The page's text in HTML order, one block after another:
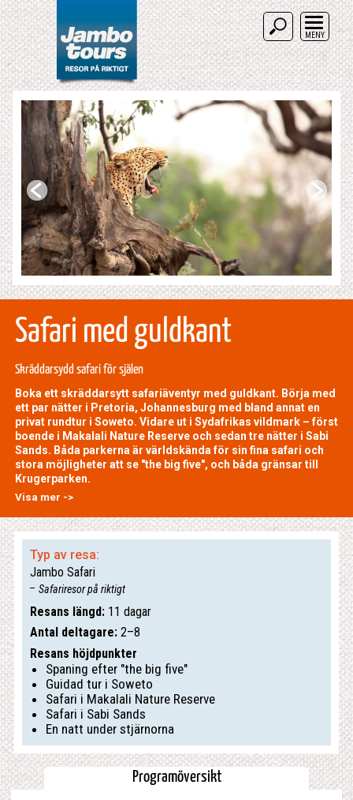
MENY
Safari med guldkant
Skräddarsydd safari för själen
Boka ett skräddarsytt safariäventyr med guldkant. Börja med
ett par nätter i Pretoria, Johannesburg med bland annat en
privat rundtur i Soweto. Vidare ut i Sydafrikas vildmark – först
boende i Makalali Nature Reserve och sedan tre nätter i Sabi
Sands. Båda parkerna är världskända för sin fina safari och
stora möjligheter att se "the big five", och båda gränsar till
Krugerparken.
Visa mer ->
Typ av resa:
Jambo Safari
Safariresor på riktigt
Resans längd: 11 dagar
Antal deltagare: 2–8
Resans höjdpunkter
Spaning efter "the big five"
Guidad tur i Soweto
Safari i Makalali Nature Reserve
Safari i Sabi Sands
En natt under stjärnorna
Programöversikt